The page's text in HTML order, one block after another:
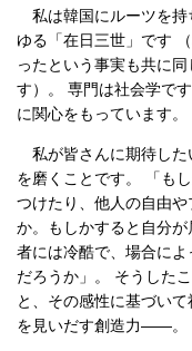
私は韓国にルーツを
ゆる「在日三世」です
ったという事実も共に
す）。 専門は社会学で
に関心をもっています。
私が皆さんに期待し
を磨くことです。 「も
つけたり、他人の自由
か。もしかすると自分
者には冷酷で、場合に
だろうか」。 そうした
と、その感性に基づい
を見いだす創造力――。